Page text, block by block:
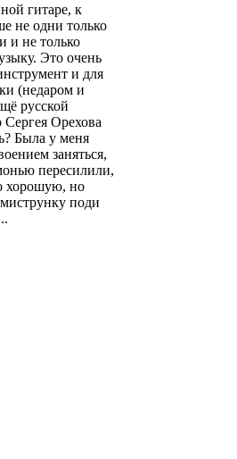
гитаре, к
не одни только
и не только
Это очень
и для
(недаром и
русской
Орехова
Была у меня
заняться,
пересилили,
хорошую, но
поди